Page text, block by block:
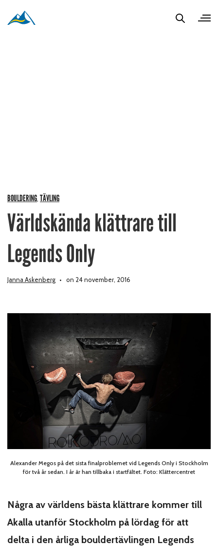
BOULDERING TÄVLING
Världskända klättrare till
Legends Only
Janna Askenberg on 24 november, 2016
Alexander Megos på det sista finalproblemet vid Legends Only i Stockholm
för två år sedan. I år är han tillbaka i startfältet. Foto: Klättercentret
Några av världens bästa klättrare kommer till
Akalla utanför Stockholm på lördag för att
delta i den årliga bouldertävlingen Legends